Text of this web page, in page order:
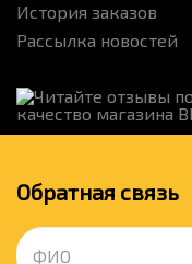
История заказов
Рассылка новостей
Обратная связь